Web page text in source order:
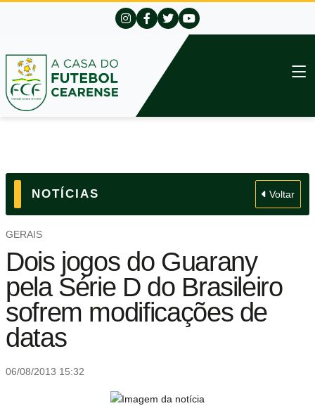
NOTÍCIAS Voltar
GERAIS
Dois jogos do Guarany
pela Série D do Brasileiro
sofrem modificações de
datas
06/08/2013 15:32